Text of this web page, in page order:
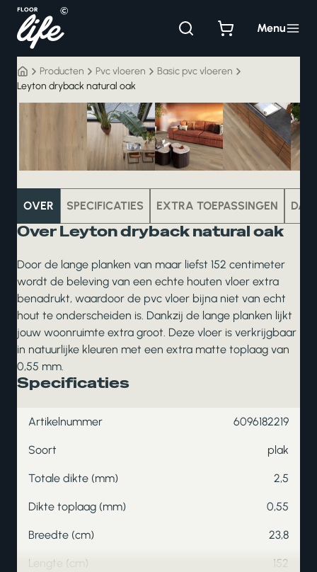
inhoud
Menu
Producten Pvc vloeren
Basic pvc vloeren
Leyton dryback natural oak
OVER SPECIFICATIES EXTRA TOEPASSINGEN
Over Leyton dryback natural oak
Door de lange planken van maar liefst 152 centimeter
wordt de beleving van een echte houten vloer extra
benadrukt, waardoor de pvc vloer bijna niet van echt
hout te onderscheiden is. Dankzij de lange planken lijkt
jouw woonruimte extra groot. Deze vloer is verkrijgbaar
in natuurlijke kleuren met een extra matte toplaag van
0,55 mm.
Specificaties
Artikelnummer 6096182219
Soort plak
Totale dikte (mm) 2,5
Dikte toplaag (mm) 0,55
Breedte (cm) 23,8
Lengte (cm) 152